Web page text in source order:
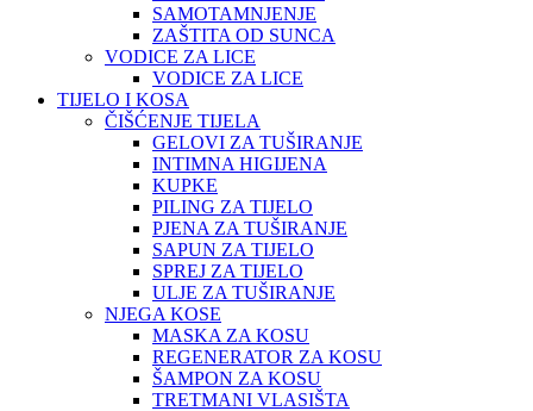
SAMOTAMNJENJE
ZAŠTITA OD SUNCA
VODICE ZA LICE
VODICE ZA LICE
TIJELO I KOSA
ČIŠĆENJE TIJELA
GELOVI ZA TUŠIRANJE
INTIMNA HIGIJENA
KUPKE
PILING ZA TIJELO
PJENA ZA TUŠIRANJE
SAPUN ZA TIJELO
SPREJ ZA TIJELO
ULJE ZA TUŠIRANJE
NJEGA KOSE
MASKA ZA KOSU
REGENERATOR ZA KOSU
ŠAMPON ZA KOSU
TRETMANI VLASIŠTA